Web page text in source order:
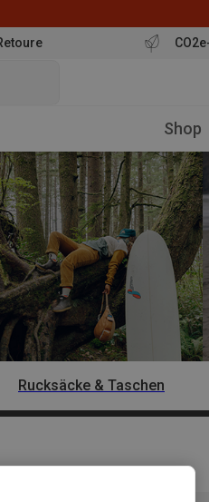
Shop
Rucksäcke & Taschen